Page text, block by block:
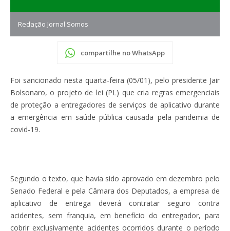
Redação Jornal Somos
compartilhe no WhatsApp
Foi sancionado nesta quarta-feira (05/01), pelo presidente Jair
Bolsonaro, o projeto de lei (PL) que cria regras emergenciais
de proteção a entregadores de serviços de aplicativo durante
a emergência em saúde pública causada pela pandemia de
covid-19.
Segundo o texto, que havia sido aprovado em dezembro pelo
Senado Federal e pela Câmara dos Deputados, a empresa de
aplicativo de entrega deverá contratar seguro contra
acidentes, sem franquia, em benefício do entregador, para
cobrir exclusivamente acidentes ocorridos durante o período